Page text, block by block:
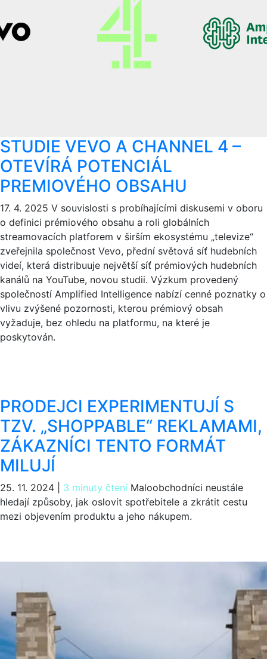
STUDIE VEVO A CHANNEL 4 –
OTEVÍRÁ POTENCIÁL
PREMIOVÉHO OBSAHU
17. 4. 2025 V souvislosti s probíhajícími diskusemi v oboru
o definici prémiového obsahu a roli globálních
streamovacích platforem v širším ekosystému „televize“
zveřejnila společnost Vevo, přední světová síť hudebních
videí, která distribuuje největší síť prémiových hudebních
kanálů na YouTube, novou studii. Výzkum provedený
společností Amplified Intelligence nabízí cenné poznatky o
vlivu zvýšené pozornosti, kterou prémiový obsah
vyžaduje, bez ohledu na platformu, na které je
poskytován.
PRODEJCI EXPERIMENTUJÍ S
TZV. „SHOPPABLE“ REKLAMAMI,
ZÁKAZNÍCI TENTO FORMÁT
MILUJÍ
25. 11. 2024 3 minuty čtení Maloobchodníci neustále
hledají způsoby, jak oslovit spotřebitele a zkrátit cestu
mezi objevením produktu a jeho nákupem.